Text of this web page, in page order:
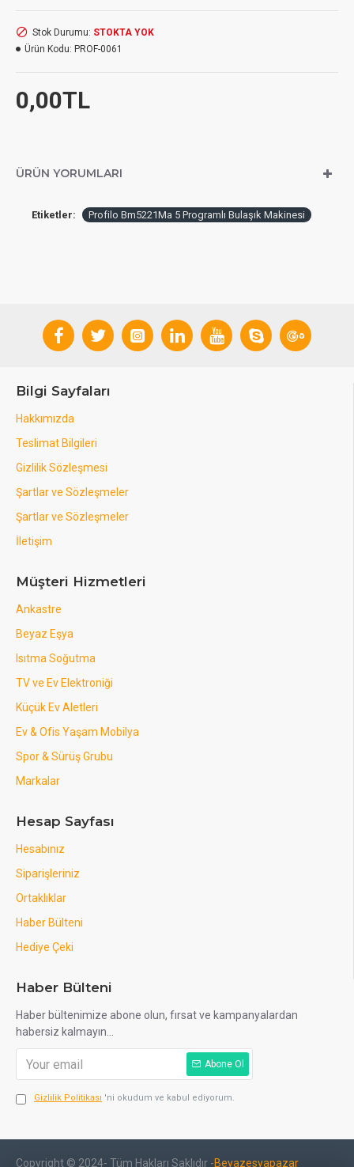
0,00TL
Stok Durumu: STOKTA YOK
Ürün Kodu: PROF-0061
ÜRÜN YORUMLARI
Etiketler: Profilo Bm5221Ma 5 Programlı Bulaşık Makinesi
Bilgi Sayfaları
Hakkımızda
Teslimat Bilgileri
Gizlilik Sözleşmesi
Şartlar ve Sözleşmeler
Şartlar ve Sözleşmeler
İletişim
Müşteri Hizmetleri
Ankastre
Beyaz Eşya
Isıtma Soğutma
TV ve Ev Elektroniği
Küçük Ev Aletleri
Ev & Ofis Yaşam Mobilya
Spor & Sürüş Grubu
Markalar
Hesap Sayfası
Hesabınız
Siparişleriniz
Ortaklıklar
Haber Bülteni
Hediye Çeki
Haber Bülteni
Haber bültenimize abone olun, fırsat ve kampanyalardan
habersiz kalmayın...
Abone Ol
Gizlilik Politikası 'ni okudum ve kabul ediyorum.
Copyright © 2024- Tüm Hakları Saklıdır -Beyazesyapazar